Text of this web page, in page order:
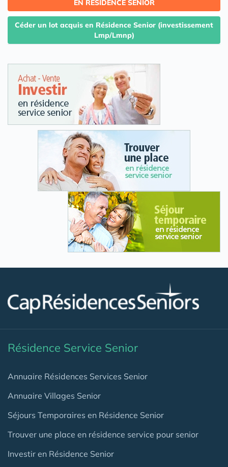
EN RESIDENCE SENIOR
Céder un lot acquis en Résidence Senior (investissement
Lmp/Lmnp)
Résidence Service Senior
Annuaire Résidences Services Senior
Annuaire Villages Senior
Séjours Temporaires en Résidence Senior
Trouver une place en résidence service pour senior
Investir en Résidence Senior